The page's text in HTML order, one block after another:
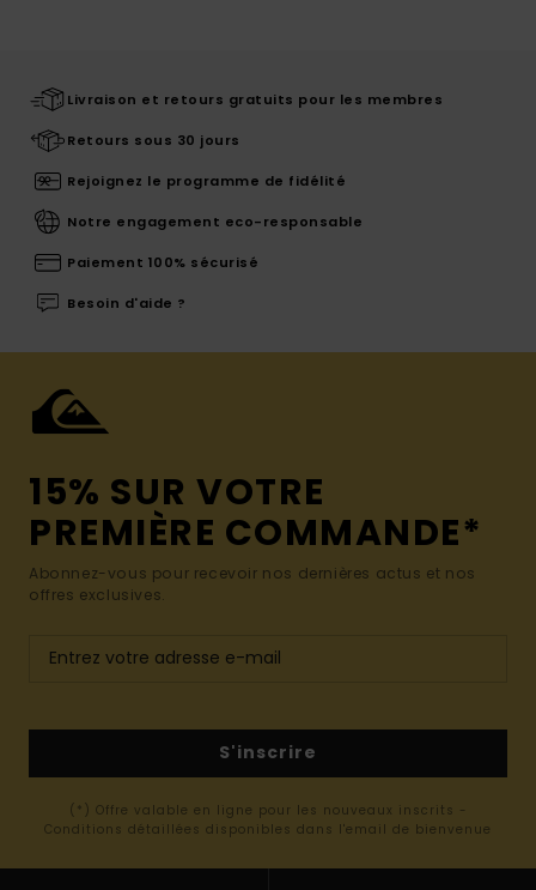
Livraison et retours gratuits pour les membres
Retours sous 30 jours
Rejoignez le programme de fidélité
Notre engagement eco-responsable
Paiement 100% sécurisé
Besoin d'aide ?
15% SUR VOTRE
PREMIÈRE COMMANDE*
Abonnez-vous pour recevoir nos dernières actus et nos
offres exclusives.
S'inscrire
(*) Offre valable en ligne pour les nouveaux inscrits -
Conditions détaillées disponibles dans l'email de bienvenue